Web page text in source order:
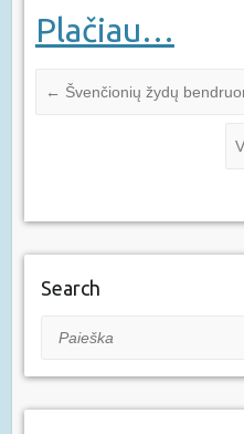
Plačiau…
← Švenčionių žydų
Search
Paieška